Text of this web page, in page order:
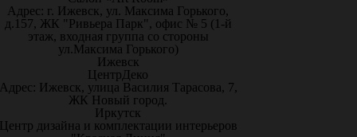
Адрес: г. Ижевск, ул. Максима Горького,
д.157, ЖК "Ривьера Парк", офис № 5 (1-й
этаж, входная группа со стороны
ул.Максима Горького)
Ижевск
ЦентрДеко
Ижевск, улица Василия Тарасова, 7,
ЖК Новый город.
Иркутск
дизайна и комплектации интерьеров